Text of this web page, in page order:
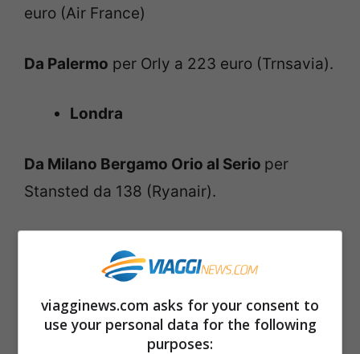
euro (Air France)
Da Palermo per Orly a 223 euro (Trnsavia).
Londra
Da Milano Bergamo Orio al Serio per
Stansted da 138 (Ryanair).
per Stansted da 180 (Ryanair)
viagginews.com asks for your consent to
use your personal data for the following
purposes: